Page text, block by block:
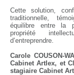
Cette solution,
traditionnelle,
équilibre entre la
propriété
d’entreprendre.
Carole COUSON-
Cabinet Artlex, et
stagiaire Cabinet